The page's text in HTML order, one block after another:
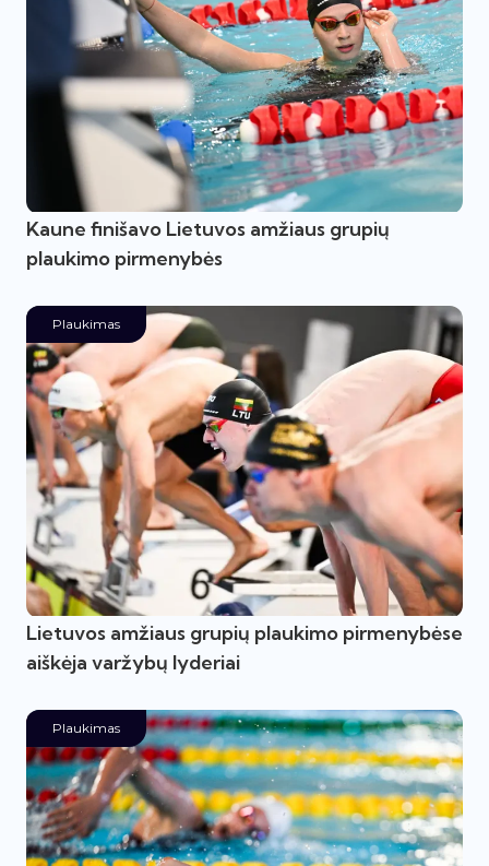
Kaune finišavo Lietuvos amžiaus grupių
plaukimo pirmenybės
Plaukimas
Lietuvos amžiaus grupių plaukimo pirmenybėse
aiškėja varžybų lyderiai
Plaukimas